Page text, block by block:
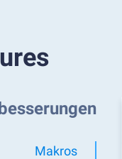
Makros